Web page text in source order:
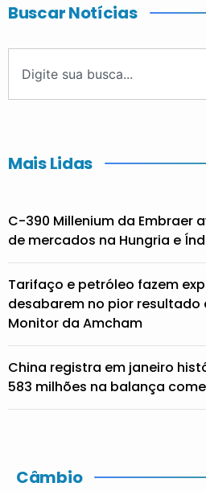
Buscar Notícias
Mais Lidas
C-390 Millenium da Embraer
de mercados na Hungria e
Tarifaço e petróleo fazem
desabarem no pior resultado
Monitor da Amcham
China registra em janeiro
583 milhões na balança
Câmbio